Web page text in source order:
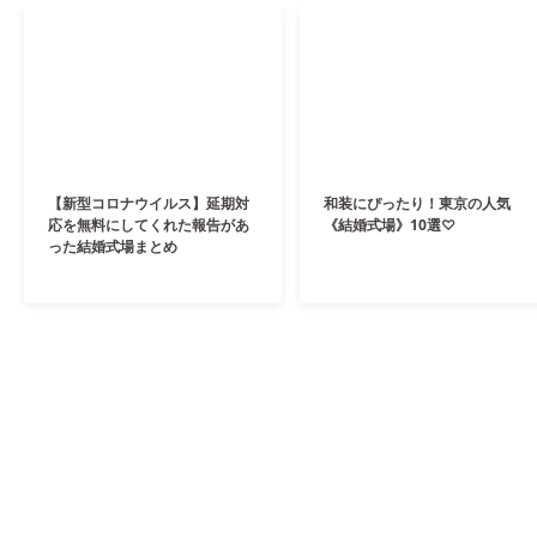
【新型コロナウイルス】延期対
応を無料にしてくれた報告があ
った結婚式場まとめ
和装にぴったり！東京の人気
《結婚式場》10選♡